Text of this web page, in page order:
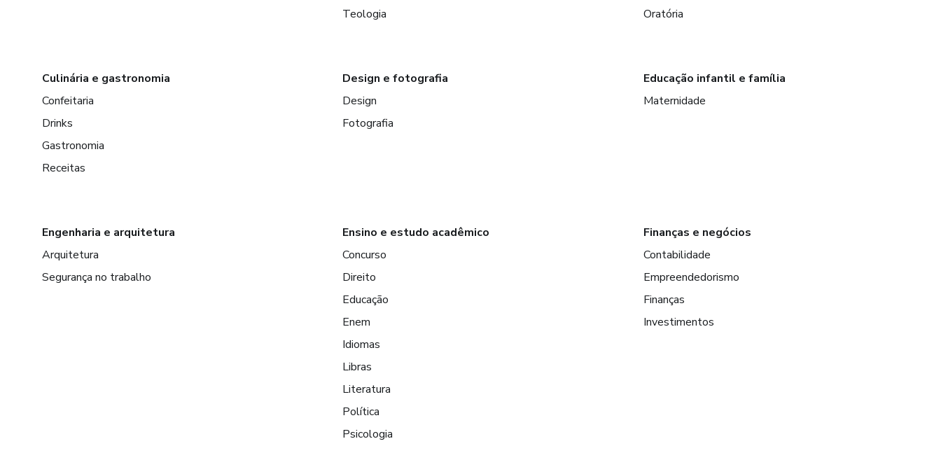
Teologia
Oratória
Culinária e gastronomia
Confeitaria
Drinks
Gastronomia
Receitas
Design e fotografia
Design
Fotografia
Educação infantil e família
Maternidade
Engenharia e arquitetura
Arquitetura
Segurança no trabalho
Ensino e estudo acadêmico
Concurso
Direito
Educação
Enem
Idiomas
Libras
Literatura
Política
Psicologia
Finanças e negócios
Contabilidade
Empreendedorismo
Finanças
Investimentos